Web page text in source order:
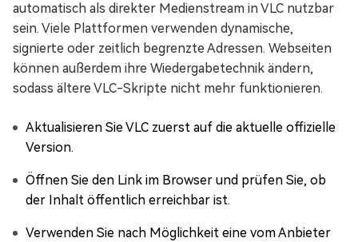
automatisch als direkter Medienstream in VLC nutzbar
sein. Viele Plattformen verwenden dynamische,
signierte oder zeitlich begrenzte Adressen. Webseiten
können außerdem ihre Wiedergabetechnik ändern,
sodass ältere VLC-Skripte nicht mehr funktionieren.
Aktualisieren Sie VLC zuerst auf die aktuelle offizielle
Version.
Öffnen Sie den Link im Browser und prüfen Sie, ob
der Inhalt öffentlich erreichbar ist.
Verwenden Sie nach Möglichkeit eine vom Anbieter